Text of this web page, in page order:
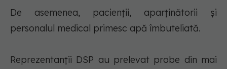
De asemenea, pacienţii, aparţinătorii şi
personalul medical primesc apă îmbuteliată.
Reprezentanţii DSP au prelevat probe din mai